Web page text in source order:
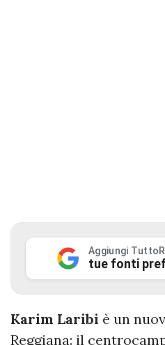
Aggiungi
tue fonti
Karim Laribi è un
Reggiana: il